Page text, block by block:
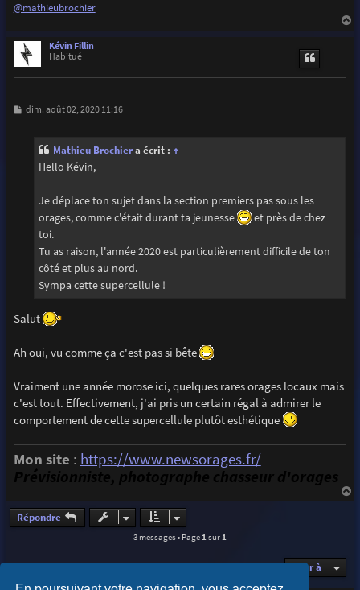
@mathieubrochier
Kévin Fillin
Habitué
M
dim. août 02, 2020 11:16
Mathieu Brochiera écrit : ↑
Hello Kévin,
Je déplace ton sujet dans la section premiers pas sous les
orages, comme c'était durant ta jeunesse
et près de chez
toi.
Tu as raison, l'année 2020 est particulièrement difficile de ton
côté et plus au nord.
Sympa cette supercellule !
Salut
Ah oui, vu comme ça c'est pas si bête
Vraiment une année morose ici, quelques rares orages locaux mais
c'est tout. Effectivement, j'ai pris un certain régal à admirer le
comportement de cette supercellule plutôt esthétique
Mon site : https://www.newsorages.fr/
Prévisionniste, photographe chasseur d'orages
a
Répondre
3 messages • Page1sur1
Aller à